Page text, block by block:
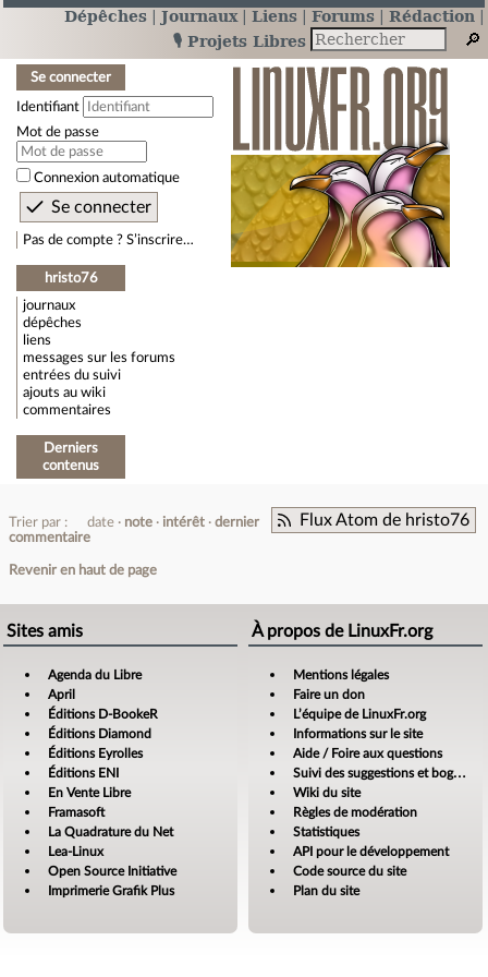
Dépêches Journaux Liens Forums
Rédaction
🎙️ Projets Libres
Se connecter
Identifiant
Mot de passe
Connexion automatique
Pas de compte ? S’inscrire…
hristo76
journaux
dépêches
liens
messages sur les forums
entrées du suivi
ajouts au wiki
commentaires
Derniers
contenus
Flux Atom de hristo76
Trier par : date note intérêt
dernier
commentaire
Revenir en haut de page
Sites amis
Agenda du Libre
April
Éditions D-BookeR
Éditions Diamond
Éditions Eyrolles
Éditions ENI
En Vente Libre
Framasoft
La Quadrature du Net
Lea-Linux
Open Source Initiative
Imprimerie Grafik Plus
À propos de LinuxFr.org
Mentions légales
Faire un don
L’équipe de LinuxFr.org
Informations sur le site
Aide / Foire aux questions
Suivi des suggestions et bogues
Wiki du site
Règles de modération
Statistiques
API pour le développement
Code source du site
Plan du site